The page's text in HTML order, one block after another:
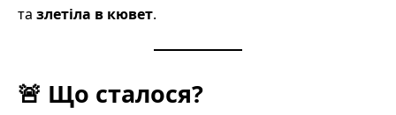
та злетіла в кювет.
🚨 Що сталося?